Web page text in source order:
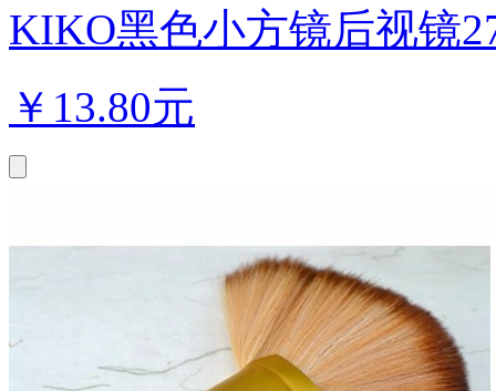
KIKO黑色小方镜后视镜
￥ 13.80元